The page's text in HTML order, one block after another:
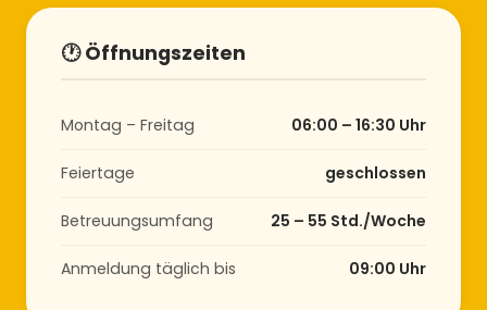
🕐 Öffnungszeiten
Montag – Freitag 06:00 – 16:30 Uhr
Feiertage geschlossen
Betreuungsumfang 25 – 55 Std./Woche
Anmeldung täglich bis 09:00 Uhr